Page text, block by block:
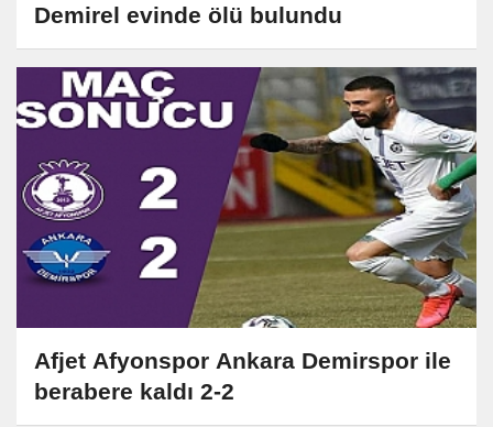
Demirel evinde ölü bulundu
Afjet Afyonspor Ankara Demirspor ile
berabere kaldı 2-2